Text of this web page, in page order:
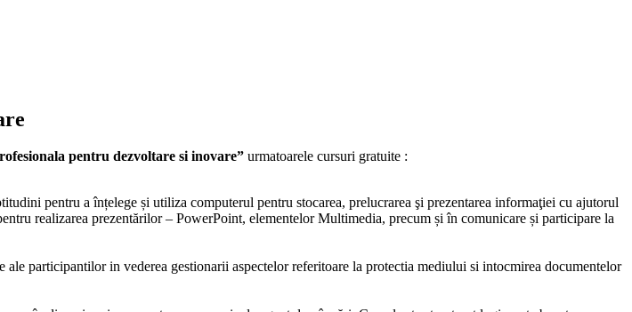
pentru dezvoltare si inovare” urmatoarele cursuri gratuite :
pentru a înțelege și utiliza computerul pentru stocarea, prelucrarea şi prezentarea informaţiei cu ajutorul
realizarea prezentărilor – PowerPoint, elementelor Multimedia, precum și în comunicare și participare la
participantilor in vederea gestionarii aspectelor referitoare la protectia mediului si intocmirea documentelor